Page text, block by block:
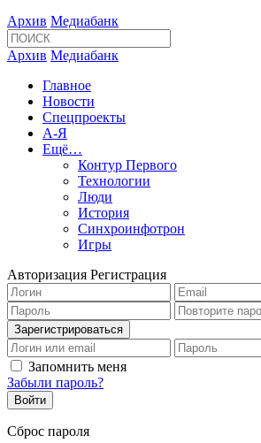
Архив Медиабанк
Архив Медиабанк
Главное
Новости
Спецпроекты
А-Я
Ещё…
Контур Первого
Технологии
Люди
История
Синхроинфотрон
Игры
Авторизация Регистрация
Запомнить меня
Забыли пароль?
Сброс пароля